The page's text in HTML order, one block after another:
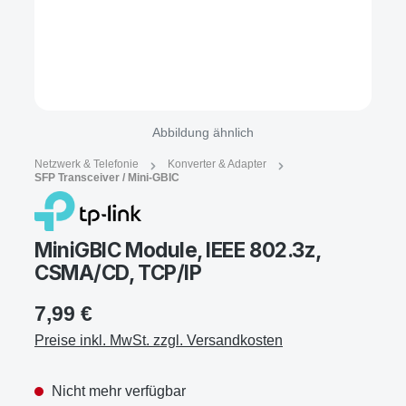
Abbildung ähnlich
Netzwerk & Telefonie
Konverter & Adapter
SFP Transceiver / Mini-GBIC
MiniGBIC Module, IEEE 802.3z,
CSMA/CD, TCP/IP
7,99 €
Preise inkl. MwSt. zzgl. Versandkosten
Nicht mehr verfügbar